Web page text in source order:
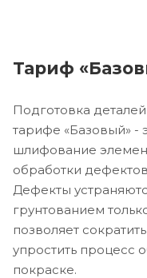
Тариф
Подготовка
тарифе «Базовый» -
шлифование
обработки
Дефекты
грунтованием
позволяет
упростить процесс
покраске.